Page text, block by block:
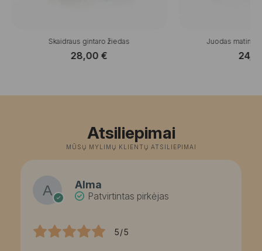
Skaidraus gintaro žiedas
28,00€
Juodas matinis
Atsiliepimai
MŪSŲ MYLIMŲ KLIENTŲ ATSILIEPIMAI
Alma
Patvirtintas pirkėjas
5/5